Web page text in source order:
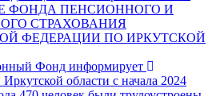
ФОНДА ПЕНСИОННОГО И
СТРАХОВАНИЯ
ФЕДЕРАЦИИ ПО ИРКУТСКОЙ
Фонд информирует
области с начала 2024